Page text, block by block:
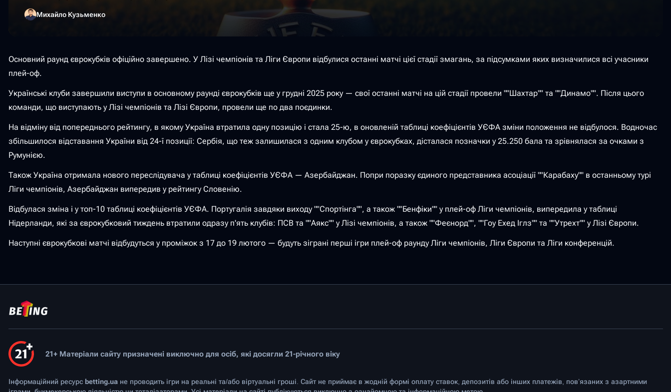
Михайло Кузьменко
Основний раунд єврокубків офіційно завершено. У Лізі чемпіонів та Ліги Європи відбулися останні матчі цієї стадії змагань, за підсумками яких визначилися всі учасники
плей-оф.
Українські клуби завершили виступи в основному раунді єврокубків ще у грудні 2025 року — свої останні матчі на цій стадії провели ""Шахтар"" та ""Динамо"". Після цього
команди, що виступають у Лізі чемпіонів та Лізі Європи, провели ще по два поєдинки.
На відміну від попереднього рейтингу, в якому Україна втратила одну позицію і стала 25-ю, в оновленій таблиці коефіцієнтів УЄФА зміни положення не відбулося. Водночас
збільшилося відставання України від 24-ї позиції: Сербія, що теж залишилася з одним клубом у єврокубках, дісталася позначки у 25.250 бала та зрівнялася за очками з
Румунією.
Також Україна отримала нового переслідувача у таблиці коефіцієнтів УЄФА — Азербайджан. Попри поразку єдиного представника асоціації ""Карабаху"" в останньому турі
Ліги чемпіонів, Азербайджан випередив у рейтингу Словенію.
Відбулася зміна і у топ-10 таблиці коефіцієнтів УЄФА. Португалія завдяки виходу ""Спортінга"", а також ""Бенфіки"" у плей-оф Ліги чемпіонів, випередила у таблиці
Нідерланди, які за єврокубковий тиждень втратили одразу п'ять клубів: ПСВ та ""Аякс"" у Лізі чемпіонів, а також ""Феєнорд"", ""Гоу Ехед Іглз"" та ""Утрехт"" у Лізі Європи.
Наступні єврокубкові матчі відбудуться у проміжок з 17 до 19 лютого — будуть зіграні перші ігри плей-оф раунду Ліги чемпіонів, Ліги Європи та Ліги конференцій.
21+ Матеріали сайту призначені виключно для осіб, які досягли 21-річного віку
Інформаційний ресурс betting.uaне проводить ігри на реальні та/або віртуальні гроші. Сайт не приймає в жодній формі оплату ставок, депозитів або інших платежів, пов’язаних з азартними